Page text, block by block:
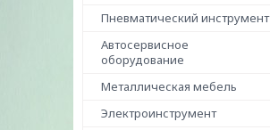
Пневматический инструмент
Автосервисное
оборудование
Металлическая мебель
Электроинструмент